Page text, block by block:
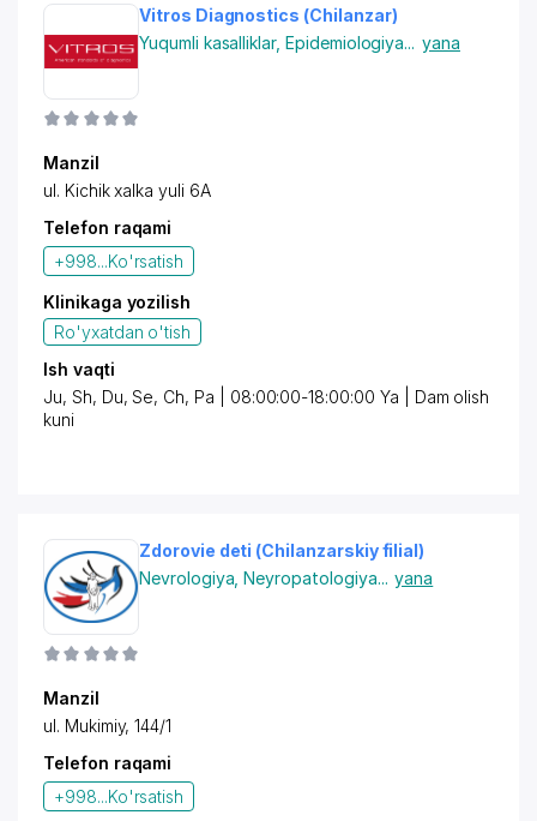
Vitros Diagnostics (Chilanzar)
Yuqumli kasalliklar, Epidemiologiya... yana
Manzil
ul. Kichik xalka yuli 6A
Telefon raqami
+998...Ko'rsatish
Klinikaga yozilish
Ro'yxatdan o'tish
Ish vaqti
Ju, Sh, Du, Se, Ch, Pa | 08:00:00-18:00:00 Ya | Dam olish
kuni
Zdorovie deti (Chilanzarskiy filial)
Nevrologiya ,Neyropatologiya... yana
Manzil
ul. Mukimiy, 144/1
Telefon raqami
+998...Ko'rsatish